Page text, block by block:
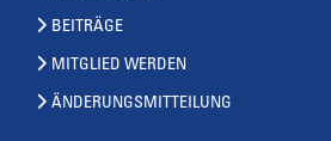
BEITRÄGE
MITGLIED WERDEN
ÄNDERUNGSMITTEILUNG